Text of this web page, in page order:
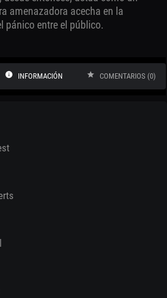
amenazadora acecha en la
pánico entre el público.
info INFORMACIÓN star COMENTARIOS (0)